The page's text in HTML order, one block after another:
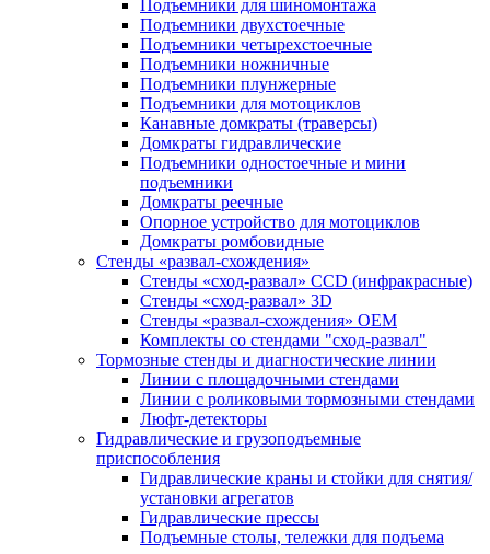
Подъемники для шиномонтажа
Подъемники двухстоечные
Подъемники четырехстоечные
Подъемники ножничные
Подъемники плунжерные
Подъемники для мотоциклов
Канавные домкраты (траверсы)
Домкраты гидравлические
Подъемники одностоечные и мини
подъемники
Домкраты реечные
Опорное устройство для мотоциклов
Домкраты ромбовидные
Стенды «развал-схождения»
Стенды «сход-развал» CCD (инфракрасные)
Стенды «сход-развал» 3D
Стенды «развал-схождения» ОЕМ
Комплекты со стендами "сход-развал"
Тормозные стенды и диагностические линии
Линии с площадочными стендами
Линии с роликовыми тормозными стендами
Люфт-детекторы
Гидравлические и грузоподъемные
приспособления
Гидравлические краны и стойки для снятия/
установки агрегатов
Гидравлические прессы
Подъемные столы, тележки для подъема